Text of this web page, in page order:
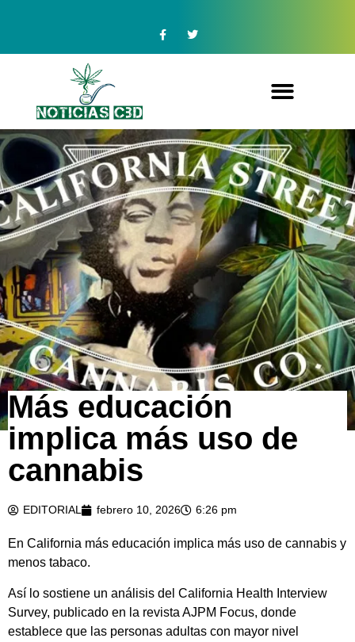
Más educación
implica más uso de
cannabis
EDITORIAL febrero 10, 2026 6:26 pm
En California más educación implica más uso de cannabis y
menos tabaco.
Así lo sostiene un análisis del California Health Interview
Survey, publicado en la revista AJPM Focus, donde
establece que las personas adultas con mayor nivel